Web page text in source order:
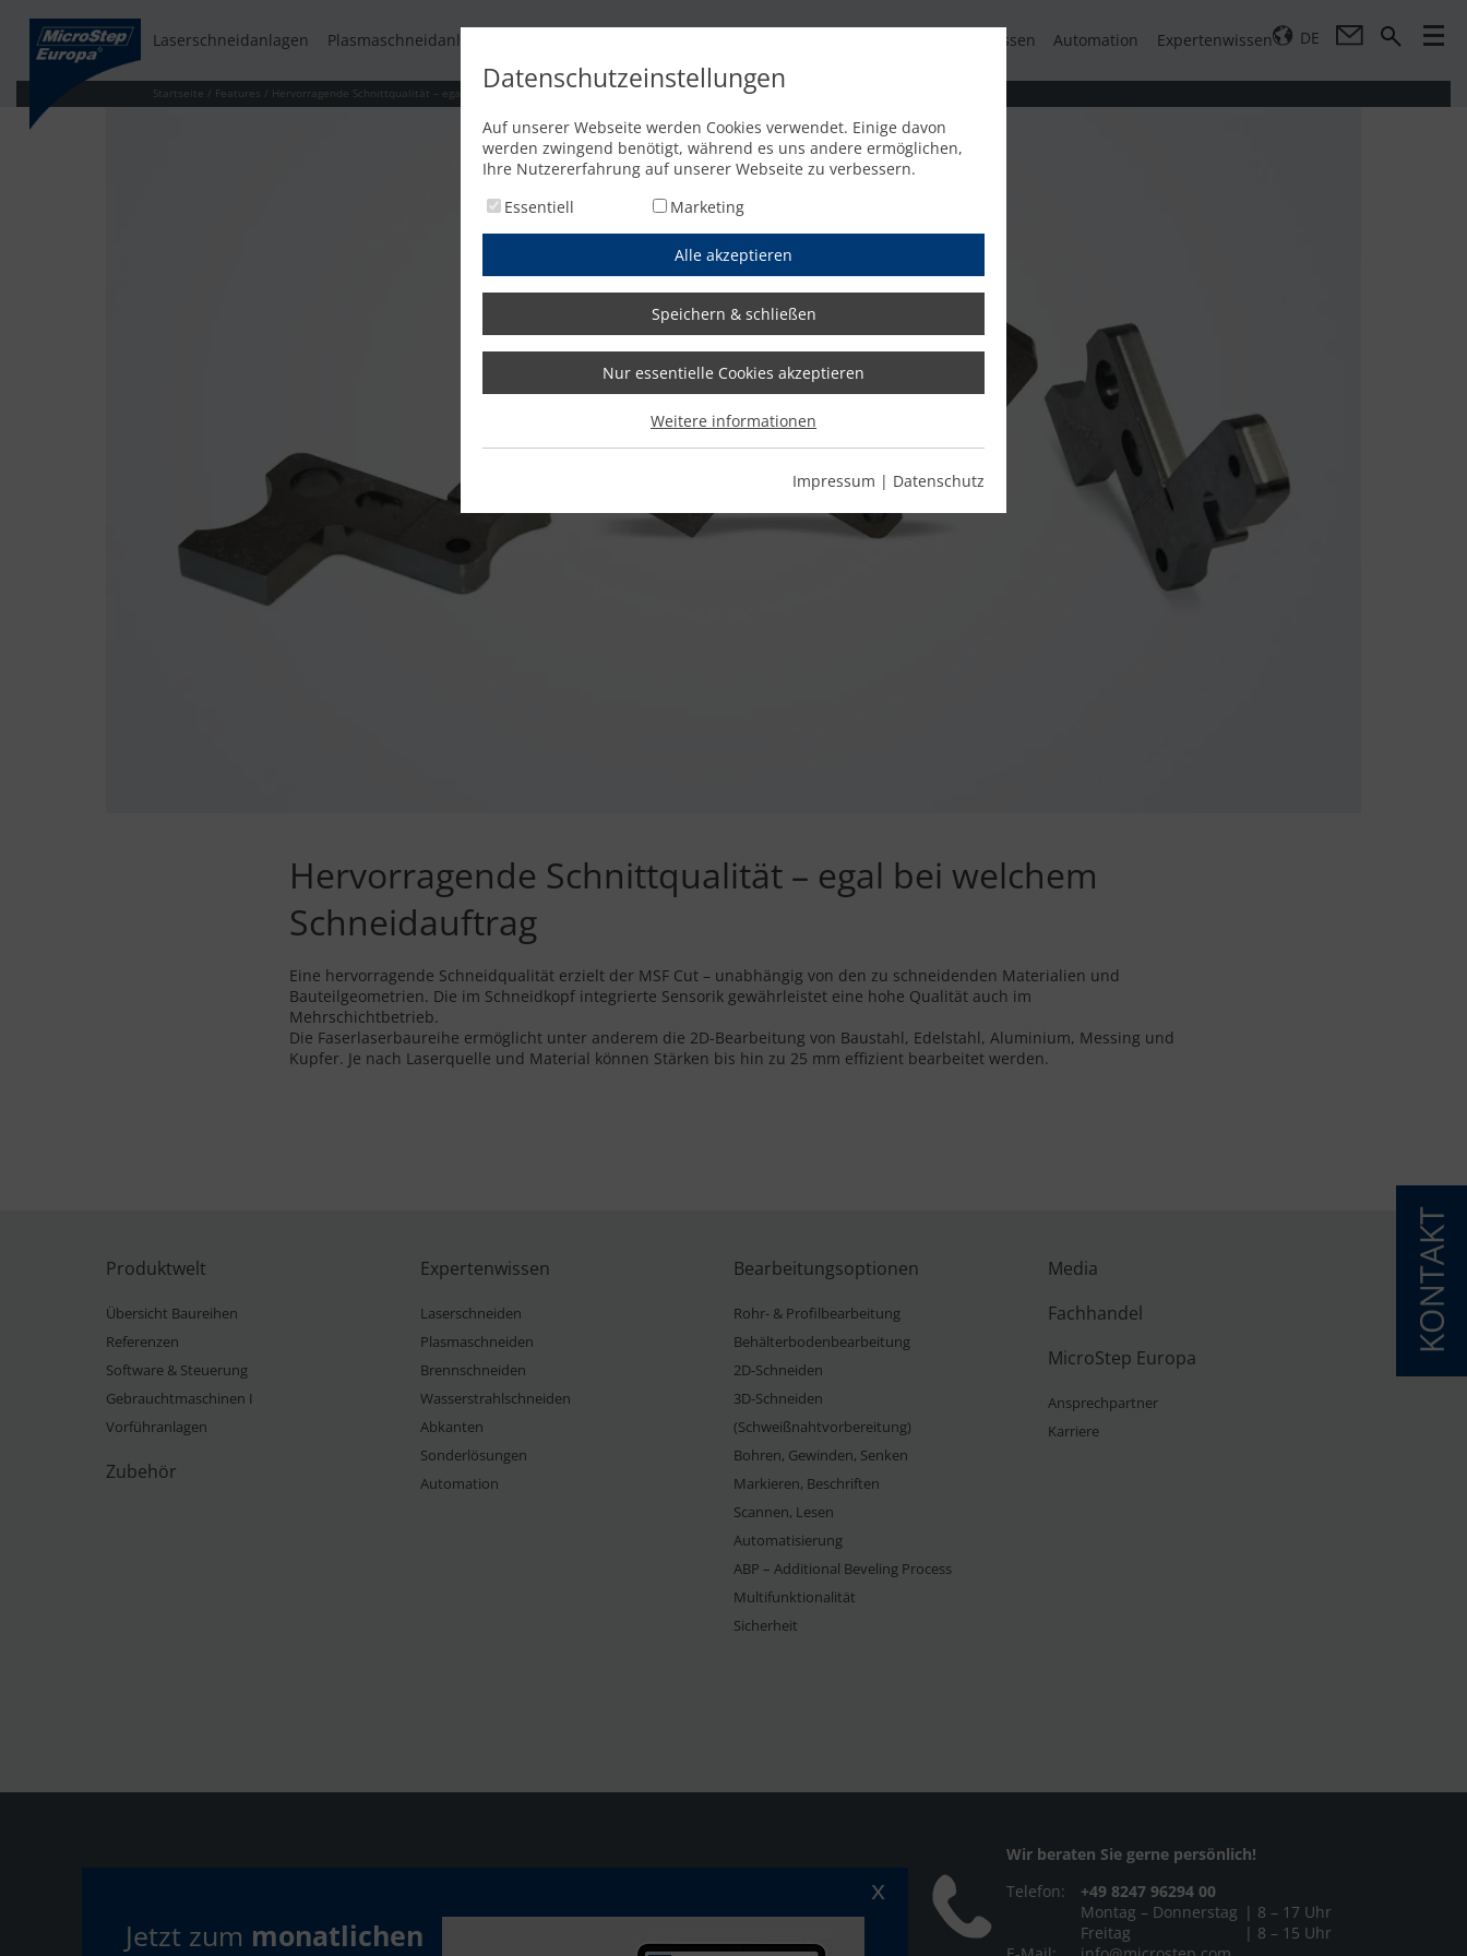
Laserschneidanlagen Plasmaschneidanlagen Abkantpressen Automation Expertenwissen DE
Startseite / Features / Hervorragende Schnittqualität – egal bei welchem Schneidauftrag
Hervorragende Schnittqualität – egal bei welchem
Schneidauftrag
Eine hervorragende Schneidqualität erzielt der MSF Cut – unabhängig von den zu schneidenden Materialien und
Bauteilgeometrien. Die im Schneidkopf integrierte Sensorik gewährleistet eine hohe Qualität auch im
Mehrschichtbetrieb.
Die Faserlaserbaureihe ermöglicht unter anderem die 2D-Bearbeitung von Baustahl, Edelstahl, Aluminium, Messing und
Kupfer. Je nach Laserquelle und Material können Stärken bis hin zu 25 mm effizient bearbeitet werden.
Produktwelt
Übersicht Baureihen
Referenzen
Software & Steuerung
Gebrauchtmaschinen I
Vorführanlagen
Zubehör
Expertenwissen
Laserschneiden
Plasmaschneiden
Brennschneiden
Wasserstrahlschneiden
Abkanten
Sonderlösungen
Automation
Bearbeitungsoptionen
Rohr- & Profilbearbeitung
Behälterbodenbearbeitung
2D-Schneiden
3D-Schneiden
(Schweißnahtvorbereitung)
Bohren, Gewinden, Senken
Markieren, Beschriften
Scannen, Lesen
Automatisierung
ABP – Additional Beveling Process
Multifunktionalität
Sicherheit
Media
Fachhandel
MicroStep Europa
Ansprechpartner
Karriere
Wir beraten Sie gerne persönlich!
Telefon:
+49 8247 96294 00
Montag – Donnerstag | 8 – 17 Uhr
Freitag
| 8 – 15 Uhr
Datenschutzeinstellungen
Auf unserer Webseite werden Cookies verwendet. Einige davon
werden zwingend benötigt, während es uns andere ermöglichen,
Ihre Nutzererfahrung auf unserer Webseite zu verbessern.
Essentiell
Marketing
Alle akzeptieren
Speichern & schließen
Nur essentielle Cookies akzeptieren
Weitere informationen
Impressum | Datenschutz
Jetzt zum monatlichen
x